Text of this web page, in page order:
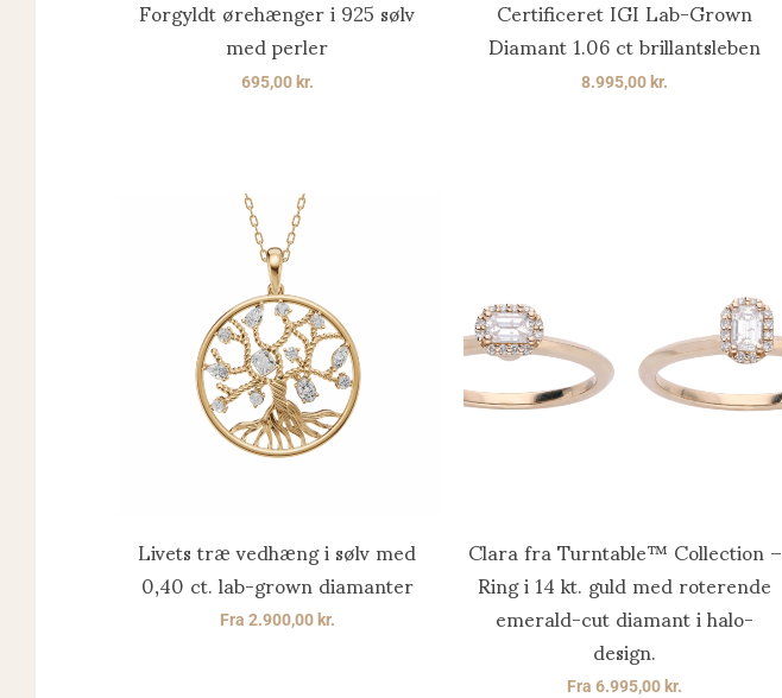
Forgyldt ørehænger i 925 sølv
med perler
695,00 kr.
Certificeret IGI Lab-Grown
Diamant 1.06 ct brillantsleben
8.995,00 kr.
Livets træ vedhæng i sølv med
0,40 ct. lab-grown diamanter
Fra 2.900,00 kr.
Clara fra Turntable™ Collection –
Ring i 14 kt. guld med roterende
emerald-cut diamant i halo-
design.
Fra6.995,00 kr.